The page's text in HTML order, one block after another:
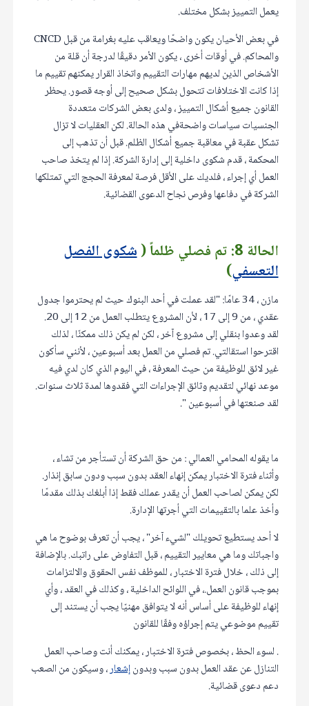
يعمل التمييز بشكل مختلف.
في بعض الأحيان يكون واضحًا ويعاقب عليه بغرامة من قبل CNCD
والمحاكم. في أوقات أخرى ، يكون الأمر دقيقًا لدرجة أن قلة من
الأشخاص الذين لديهم مهارات التقييم واتخاذ القرار يمكنهم تقييم ما
إذا كانت الاختلافات تتحول بشكل صحيح إلى أوجه قصور. يحظر
القانون جميع أشكال التمييز ، ولدى بعض الشركات متعددة
الجنسيات سياسات واضحةفي هذه الحالة. لكن العقليات لا تزال
تشكل عقبة في معاقبة جميع أشكال الظلم. قبل أن تذهب إلى
المحكمة ، قدم شكوى داخلية إلى إدارة الشركة. إذا لم يتخذ صاحب
العمل أي إجراء ، فلديك على الأقل فرصة لمعرفة الحجج التي تمتلكها
الشركة في دفاعها وفرص نجاح الدعوى القضائية.
الحالة 8: تم فصلي ظلماً (
شكوى الفصل
التعسفي)
مازن ، 34 عامًا: "لقد عملت في أحد البنوك حيث لم يحترموا جدول
عقدي ، من 9 إلى 17 ، لأن المشروع يتطلب العمل من 12 إلى 20.
لقد وعدوا بنقلي إلى مشروع آخر ، لكن لم يكن ذلك ممكنًا ، لذلك
اقترحوا استقالتي. تم فصلي من العمل بعد أسبوعين ، لأنني سأكون
غير لائق للوظيفة من حيث المعرفة ، في اليوم الذي كان لدي فيه
موعد نهائي لتقديم وثائق الإجراءات التي فقدوها لمدة ثلاث سنوات.
لقد صنعتها في أسبوعين ".
ما يقوله المحامي العمالي : من حق الشركة أن تستأجر من تشاء ،
وأثناء فترة الاختبار يمكن إنهاء العقد بدون سبب ودون سابق إنذار.
لكن يمكن لصاحب العمل أن يقدر عملك فقط إذا أبلغك بذلك مقدمًا
وأخذ علما بالتقييمات التي أجرتها الإدارة.
لا أحد يستطيع تحويلك "لشيء آخر" ، يجب أن تعرف بوضوح ما هي
واجباتك وما هي معايير التقييم ، قبل التفاوض على راتبك. بالإضافة
إلى ذلك ، خلال فترة الاختبار ، للموظف نفس الحقوق والالتزامات
بموجب قانون العمل.، في اللوائح الداخلية ، وكذلك في العقد ، وأي
إنهاء للوظيفة على أساس أنه لا يتوافق مهنيًا يجب أن يستند إلى
تقييم موضوعي يتم إجراؤه وفقًا للقانون
. لسوء الحظ ، بخصوص فترة الاختبار ، يمكنك أنت وصاحب العمل
التنازل عن عقد العمل بدون سبب وبدونإشعار، وسيكون من الصعب
دعم دعوى قضائية.